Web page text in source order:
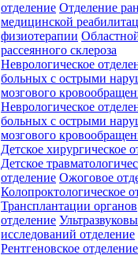
отделение Отделение
медицинской
физиотерапии
рассеянного склероза
Неврологическое
больных с острыми
мозгового
Неврологическое
больных с острыми
мозгового
Детское хирургическое
Детское
отделение Ожоговое
Колопроктологическое
Трансплантации органов
отделение
исследований отделение
Рентгеновское отделение